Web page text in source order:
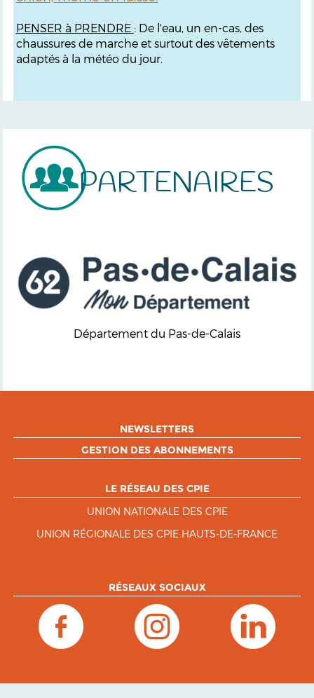
PENSER à PRENDRE : De l'eau, un en-cas, des
chaussures de marche et surtout des vêtements
adaptés à la météo du jour.
PARTENAIRES
Département du Pas-de-Calais
NEWSLETTERS
GESTION DES ABONNEMENTS
LE RÉSEAU DES CPIE
UNION NATIONALE DES CPIE
UNION RÉGIONALE DES CPIE HAUTS-DE-FRANCE
RÉSEAUX SOCIAUX